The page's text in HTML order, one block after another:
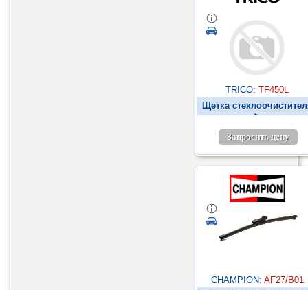
TRICO: TF450L
Щетка
►
Запросить цену
CHAMPION: AF27/B01